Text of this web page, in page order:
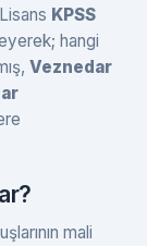
KPSS
hangi
Veznedar
mali